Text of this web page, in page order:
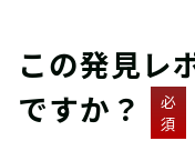
この発見レ
ですか？
必
須